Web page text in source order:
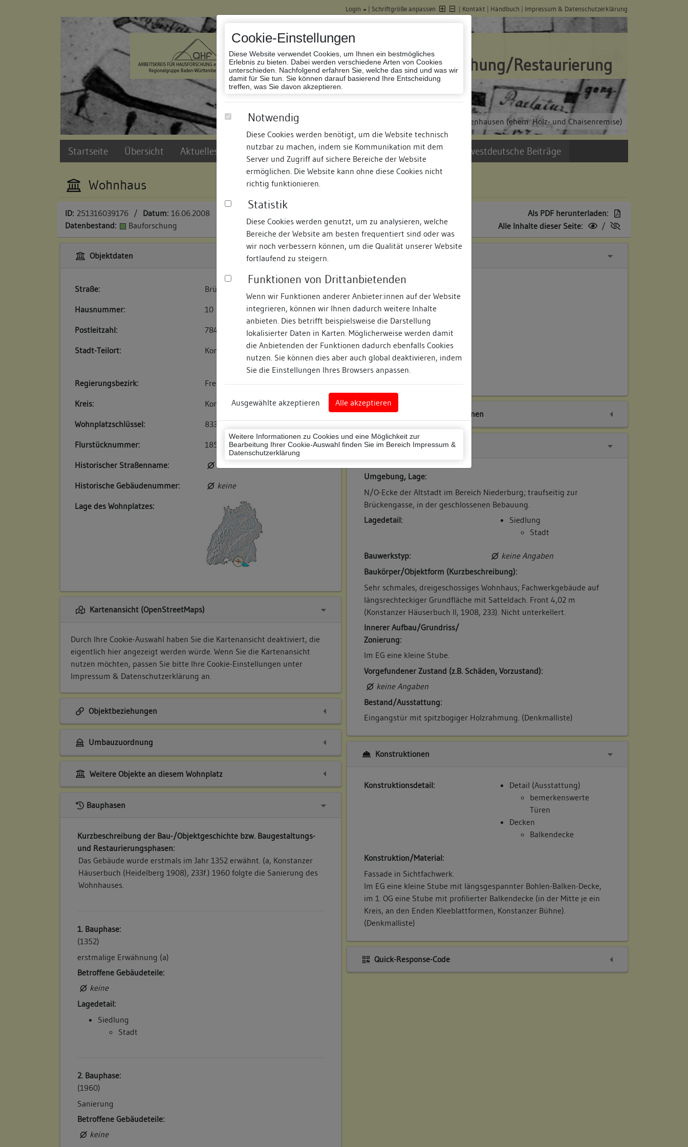
Cookie-Einstellungen
Diese Website verwendet Cookies, um Ihnen ein bestmögliches
Erlebnis zu bieten. Dabei werden verschiedene Arten von Cookies
unterschieden. Nachfolgend erfahren Sie, welche das sind und was wir
damit für Sie tun. Sie können darauf basierend Ihre Entscheidung
treffen, was Sie davon akzeptieren.
Notwendig
Diese Cookies werden benötigt, um die Website technisch
nutzbar zu machen, indem sie Kommunikation mit dem
Server und Zugriff auf sichere Bereiche der Website
ermöglichen. Die Website kann ohne diese Cookies nicht
richtig funktionieren.
Statistik
Diese Cookies werden genutzt, um zu analysieren, welche
Bereiche der Website am besten frequentiert sind oder was
wir noch verbessern können, um die Qualität unserer Website
fortlaufend zu steigern.
Funktionen von Drittanbietenden
Wenn wir Funktionen anderer Anbieter:innen auf der Website
integrieren, können wir Ihnen dadurch weitere Inhalte
anbieten. Dies betrifft beispielsweise die Darstellung
lokalisierter Daten in Karten. Möglicherweise werden damit
die Anbietenden der Funktionen dadurch ebenfalls Cookies
nutzen. Sie können dies aber auch global deaktivieren, indem
Sie die Einstellungen Ihres Browsers anpassen.
Ausgewählte akzeptieren Alle akzeptieren
Weitere Informationen zu Cookies und eine Möglichkeit zur
Bearbeitung Ihrer Cookie-Auswahl finden Sie im Bereich Impressum &
Datenschutzerklärung
Login | Schriftgröße anpassen | Kontakt | Handbuch | Impressum & Datenschutzerklärung
Kloster Bebenhausen (ehem. Holz- und Chaisenremise)
Datenbank Bauforschung/Restaurierung
Startseite Übersicht Aktuelles und Termine Suche Freie Bauforscher:innen Südwestdeutsche Beiträge
Wohnhaus
ID: 251316039176 / Datum: 16.06.2008
Datenbestand:
Bauforschung
Als PDF herunterladen:
Alle Inhalte dieser Seite:
/
Objektdaten
Straße:
Brückengasse
Hausnummer:
10
Postleitzahl:
78462
Stadt-Teilort:
Konstanz
Regierungsbezirk:
Freiburg
Kreis:
Konstanz (Landkreis)
Wohnplatzschlüssel:
8335043012
Flurstücknummer:
185
Historischer Straßenname:
keiner
Historische Gebäudenummer:
keine
Lage des Wohnplatzes:
Kartenansicht (OpenStreetMaps)
Durch Ihre Cookie-Auswahl haben Sie die Kartenansicht deaktiviert, die
eigentlich hier angezeigt werden würde. Wenn Sie die Kartenansicht
nutzen möchten, passen Sie bitte Ihre Cookie-Einstellungen unter
Impressum & Datenschutzerklärung an.
Objektbeziehungen
Umbauzuordnung
Weitere Objekte an diesem Wohnplatz
Bauphasen
Kurzbeschreibung der Bau-/Objektgeschichte bzw. Baugestaltungs-
und Restaurierungsphasen:
Das Gebäude wurde erstmals im Jahr 1352 erwähnt. (a, Konstanzer
Häuserbuch (Heidelberg 1908), 233f.) 1960 folgte die Sanierung des
Wohnhauses.
1. Bauphase:
(1352)
erstmalige Erwähnung (a)
Betroffene Gebäudeteile:
keine
Lagedetail:
Siedlung
Stadt
2. Bauphase:
(1960)
Sanierung
Betroffene Gebäudeteile:
keine
Zugeordnete Dokumentationen
Beschreibung
Umgebung, Lage:
N/O-Ecke der Altstadt im Bereich Niederburg; traufseitig zur
Brückengasse, in der geschlossenen Bebauung.
Lagedetail:
Siedlung
Stadt
Bauwerkstyp:
keine Angaben
Baukörper/Objektform (Kurzbeschreibung):
Sehr schmales, dreigeschossiges Wohnhaus; Fachwerkgebäude auf
längsrechteckiger Grundfläche mit Satteldach. Front 4,02 m
(Konstanzer Häuserbuch II, 1908, 233). Nicht unterkellert.
Innerer Aufbau/Grundriss/
Zonierung:
Im EG eine kleine Stube.
Vorgefundener Zustand (z.B. Schäden, Vorzustand):
keine Angaben
Bestand/Ausstattung:
Eingangstür mit spitzbogiger Holzrahmung. (Denkmalliste)
Konstruktionen
Konstruktionsdetail:
Detail (Ausstattung)
bemerkenswerte
Türen
Decken
Balkendecke
Konstruktion/Material:
Fassade in Sichtfachwerk.
Im EG eine kleine Stube mit längsgespannter Bohlen-Balken-Decke,
im 1. OG eine Stube mit profilierter Balkendecke (in der Mitte je ein
Kreis, an den Enden Kleeblattformen, Konstanzer Bühne).
(Denkmalliste)
Quick-Response-Code